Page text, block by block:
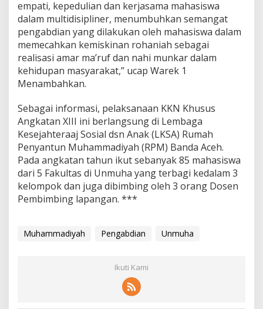
empati, kepedulian dan kerjasama mahasiswa
dalam multidisipliner, menumbuhkan semangat
pengabdian yang dilakukan oleh mahasiswa dalam
memecahkan kemiskinan rohaniah sebagai
realisasi amar ma’ruf dan nahi munkar dalam
kehidupan masyarakat,” ucap Warek 1
Menambahkan.
Sebagai informasi, pelaksanaan KKN Khusus
Angkatan XIII ini berlangsung di Lembaga
Kesejahteraaj Sosial dsn Anak (LKSA) Rumah
Penyantun Muhammadiyah (RPM) Banda Aceh.
Pada angkatan tahun ikut sebanyak 85 mahasiswa
dari 5 Fakultas di Unmuha yang terbagi kedalam 3
kelompok dan juga dibimbing oleh 3 orang Dosen
Pembimbing lapangan. ***
Muhammadiyah Pengabdian Unmuha
Ikuti Kami